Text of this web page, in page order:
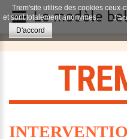
TRE
Trem'site utilise des cookies ceux-
et sont totalement anonymes.
D'accord